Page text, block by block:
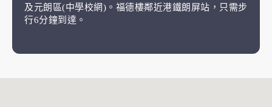
及元朗區(中學校網)。福德樓鄰近港鐵朗屏站，只需步
行6分鐘到達。